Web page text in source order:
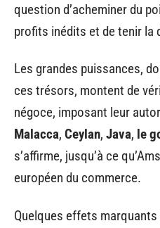
question d’acheminer du
profits inédits et de tenir la
Les grandes puissances,
ces trésors, montent de
négoce, imposant leur
Malacca, Ceylan, Java, le
s’affirme, jusqu’à ce
européen du commerce.
Quelques effets